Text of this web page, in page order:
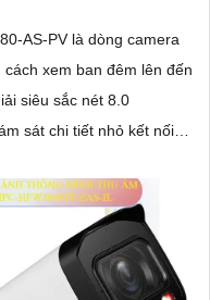
AS-PV là dòng camera
xem ban đêm lên đến
siêu sắc nét 8.0
sát chi tiết nhỏ kết nối